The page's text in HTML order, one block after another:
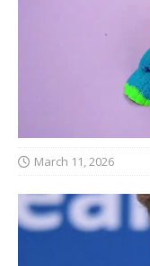
March 11, 2026